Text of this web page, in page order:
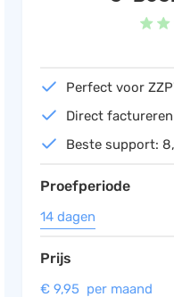
Website
Marketing automation
Support
Helpdesk
Perfect voor
Direct factureren
Beste support:
Proefperiode
14 dagen
Prijs
€ 9,95 per maand